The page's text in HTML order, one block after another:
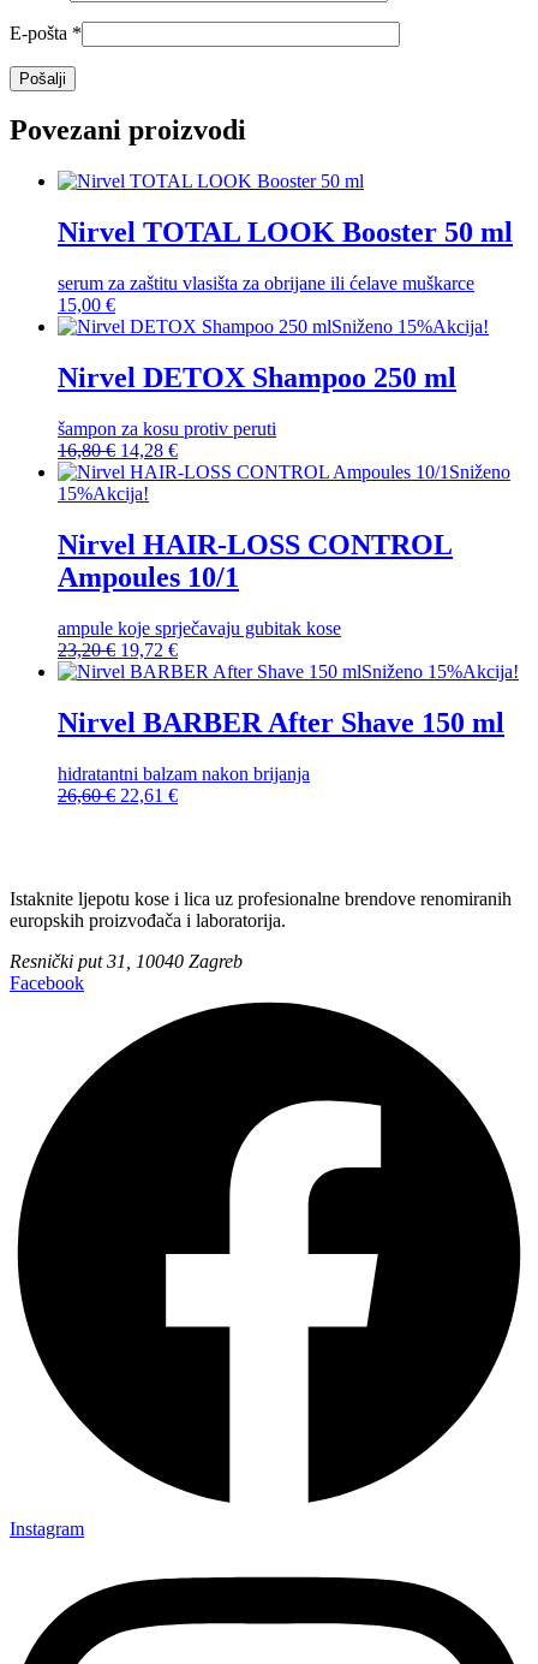
E-pošta *
Povezani proizvodi
Nirvel TOTAL LOOK Booster 50 ml
serum za zaštitu vlasišta za obrijane ili ćelave muškarce
15,00 €
Sniženo 15%Akcija!
Nirvel DETOX Shampoo 250 ml
šampon za kosu protiv peruti
16,80€ Izvorna
cijena
bila
16,80 €.
14,28 €Trenutna
cijena
Sniženo
15%Akcija!
Nirvel HAIR-LOSS CONTROL
Ampoules 10/1
ampule koje sprječavaju gubitak kose
23,20€ Izvorna
cijena
je:
23,20 €.
19,72 €Trenutna
cijena
19,72 €.
Sniženo 15%Akcija!
Nirvel BARBER After Shave 150 ml
hidratantni balzam nakon brijanja
26,60€ Izvorna
22,61 €Trenutna
Istaknite ljepotu kose i lica uz profesionalne brendove renomiranih
europskih proizvođača i laboratorija.
Resnički put 31, 10040 Zagreb
Facebook
Instagram